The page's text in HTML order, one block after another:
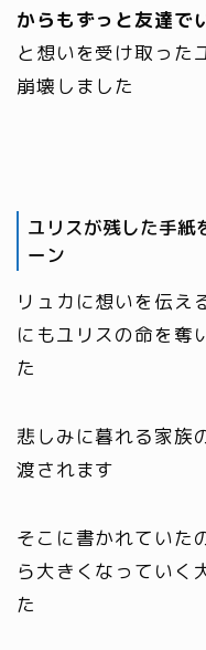
からもずっと友達で
と想いを受け取った
崩壊しました
ユリスが残した手紙
ーン
リュカに想いを伝え
にもユリスの命を奪
た
悲しみに暮れる家族
渡されます
そこに書かれていた
ら大きくなっていく
た